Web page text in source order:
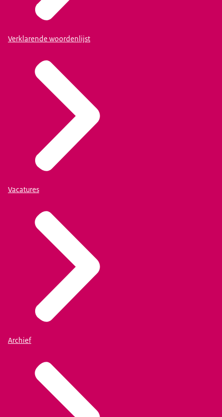
Verklarende woordenlijst
Vacatures
Archief